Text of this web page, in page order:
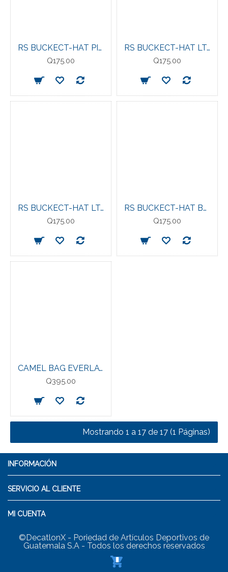
RS BUCKECT-HAT PINK
Q175.00
RS BUCKECT-HAT LT. GREY
Q175.00
RS BUCKECT-HAT LT. BLUE
Q175.00
RS BUCKECT-HAT BLACK
Q175.00
CAMEL BAG EVERLAT BK/COOL GR
Q395.00
Mostrando 1 a 17 de 17 (1 Páginas)
INFORMACIÓN
SERVICIO AL CLIENTE
MI CUENTA
©DecatlonX - Poriedad de Artículos Deportivos de
Guatemala S.A - Todos los derechos reservados